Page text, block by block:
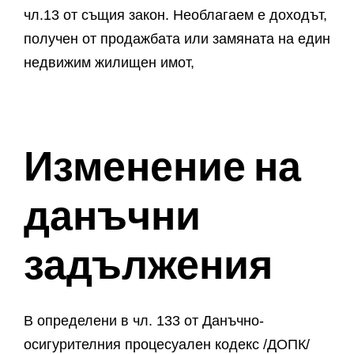
чл.13 от същия закон. Необлагаем е доходът,
получен от продажбата или замяната на един
недвижим жилищен имот,
Изменение на
данъчни
задължения
В определени в чл. 133 от Данъчно-
осигурителния процесуален кодекс /ДОПК/